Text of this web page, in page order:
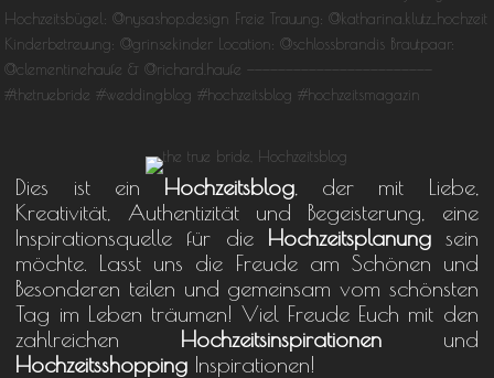
Dies ist ein Hochzeitsblog, der mit Liebe,
Kreativität, Authentizität und Begeisterung, eine
Inspirationsquelle für die Hochzeitsplanungsein
möchte. Lasst uns die Freude am Schönen und
Besonderen teilen und gemeinsam vom schönsten
Tag im Leben träumen! Viel Freude Euch mit den
zahlreichen Hochzeitsinspirationen und
Hochzeitsshopping Inspirationen!